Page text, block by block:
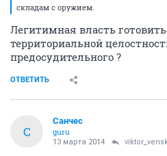
складам с оружием.
Легитимная власть
территориальной
предосудительного ?
ОТВЕТИТЬ
С
Санчес
guru
13 марта 2014